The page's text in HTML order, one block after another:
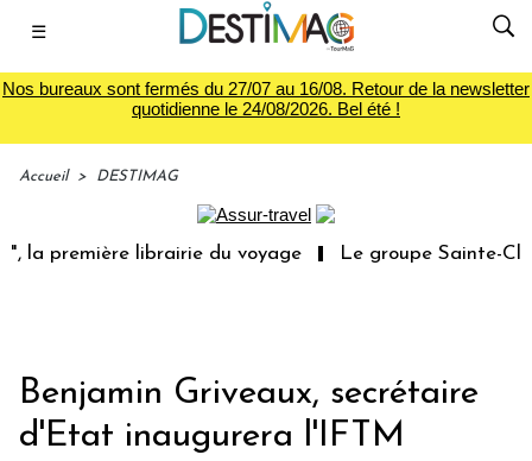
☰
Nos bureaux sont fermés du 27/07 au 16/08. Retour de la newsletter
quotidienne le 24/08/2026. Bel été !
Accueil > DESTIMAG
première librairie du voyage Le groupe Sainte-
Benjamin Griveaux, secrétaire
d'Etat inaugurera l'IFTM